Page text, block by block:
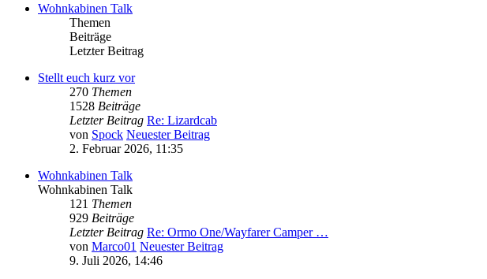
Wohnkabinen Talk
Themen
Beiträge
Letzter Beitrag
Stellt euch kurz vor
270 Themen
1528 Beiträge
Letzter Beitrag Re: Lizardcab
von Spock Neuester Beitrag
2. Februar 2026, 11:35
Wohnkabinen Talk
Wohnkabinen Talk
121 Themen
929 Beiträge
Letzter Beitrag Re: Ormo One/Wayfarer Camper …
von Marco01 Neuester Beitrag
9. Juli 2026, 14:46